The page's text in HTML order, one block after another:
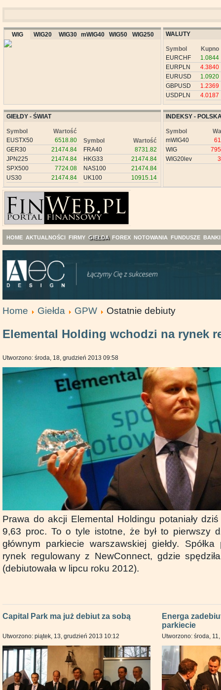
WIG WIG20 WIG30 mWIG40 WIG50 WIG250 WALUTY
Symbol
Kupno
EURCHF
1.0844
EURPLN
4.3840
EURUSD
1.0920
GBPUSD
1.2369
USDPLN
4.0187
GIEŁDY - ŚWIAT
Symbol
Wartość
EUSTX50
6518.80
GER30
21474.84
JPN225
21474.84
SPX500
7724.08
US30
21474.84
Symbol
Wartość
FRA40
8731.82
HKG33
21474.84
NAS100
21474.84
UK100
10915.14
INDEKSY -
Symbol
mWIG40
WIG
WIG20lev
HOME AKTUALNOŚCI FIRMY GIEŁDA FOREX NOTOWANIA FUNDUSZE BANKI
Home Giełda GPW Ostatnie debiuty
Elemental Holding wchodzi na rynek
Utworzono: środa, 18, grudzień 2013 09:58
Prawa do akcji Elemental Holdingu potaniały
9,63 proc. To o tyle istotne, że był to pierwszy
głównym parkiecie warszawskiej giełdy.
rynek regulowany z NewConnect, gdzie
(debiutowała w lipcu roku 2012).
Capital Park ma już debiut za sobą
Utworzono: piątek, 13, grudzień 2013 10:12
Energa
parkiecie
Utworzono: środa,